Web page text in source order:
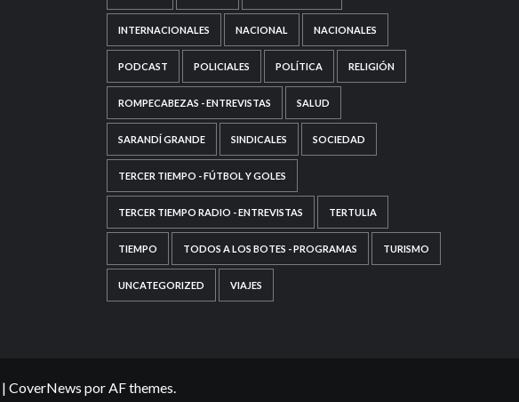
INTERNACIONALES NACIONAL NACIONALES
PODCAST POLICIALES POLÍTICA RELIGIÓN
ROMPECABEZAS - ENTREVISTAS SALUD
SARANDÍ GRANDE SINDICALES SOCIEDAD
TERCER TIEMPO - FÚTBOL Y GOLES
TERCER TIEMPO RADIO - ENTREVISTAS TERTULIA
TIEMPO TODOS A LOS BOTES - PROGRAMAS TURISMO
UNCATEGORIZED VIAJES
| CoverNews por AF themes.